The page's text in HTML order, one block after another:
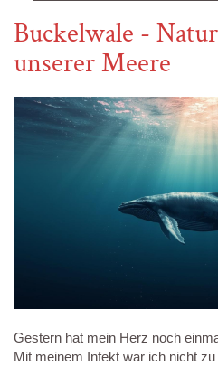
Buckelwale -
unserer Meere
Gestern hat mein Herz noch
Mit meinem Infekt war ich nicht